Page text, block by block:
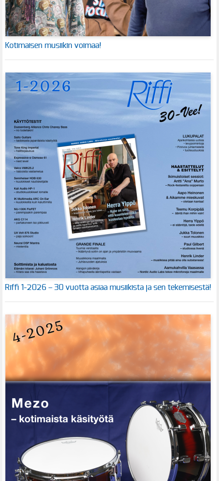
Kotimaisen musiikin voimaa!
Riffi 1-2026 – 30 vuotta asiaa musiikista ja sen tekemisestä!